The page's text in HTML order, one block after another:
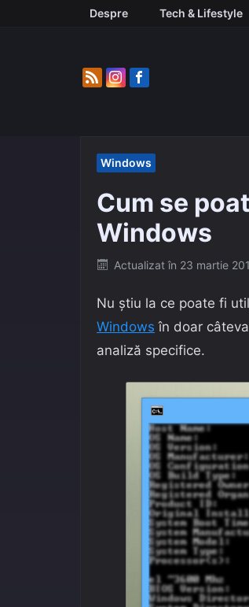
Despre Tech & Lifestyle
Windows
Cum se
Windows
Posted
Actualizat în 23 martie
Nu știu la ce poate fi
Windows în doar
analiză specifice.